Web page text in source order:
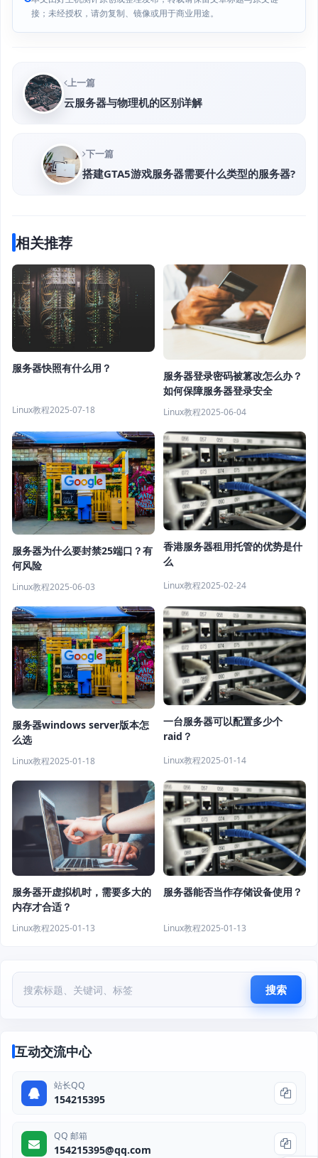
接；未经授权，请勿复制、镜像或用于商业用途。
上一篇
云服务器与物理机的区别详解
下一篇
搭建GTA5游戏服务器需要什么类型的服务器?
相关推荐
服务器快照有什么用？
Linux教程2025-07-18
服务器登录密码被篡改怎么办？
如何保障服务器登录安全
Linux教程2025-06-04
服务器为什么要封禁25端口？有
何风险
Linux教程2025-06-03
香港服务器租用托管的优势是什
么
Linux教程2025-02-24
服务器windows server版本怎
么选
Linux教程2025-01-18
一台服务器可以配置多少个
raid？
Linux教程2025-01-14
服务器开虚拟机时，需要多大的
内存才合适？
Linux教程2025-01-13
服务器能否当作存储设备使用？
Linux教程2025-01-13
搜索
互动交流中心
站长QQ
154215395
QQ 邮箱
154215395@qq.com